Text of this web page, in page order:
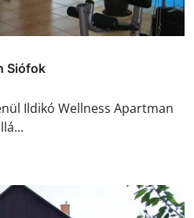
Siófok
Ildikó Wellness Apartman